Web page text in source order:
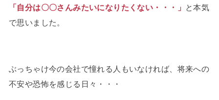
「自分は〇〇さんみたいになりたくない・・・」
と本気
で思いました。
ぶっちゃけ今の会社で憧れる人もいなければ、将来への
不安や恐怖を感じる日々・・・